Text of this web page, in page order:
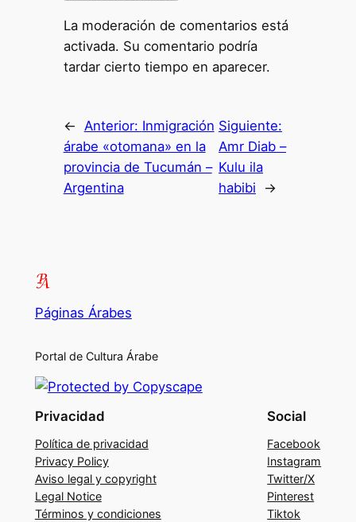
La moderación de comentarios está
activada. Su comentario podría
tardar cierto tiempo en aparecer.
← Anterior: Inmigración
árabe «otomana» en la
provincia de Tucumán –
Argentina
Siguiente:
Amr Diab –
Kulu ila
habibi
→
Páginas Árabes
Portal de Cultura Árabe
Privacidad
Política de privacidad
Privacy Policy
Aviso legal y copyright
Legal Notice
Términos y condiciones
Social
Facebook
Instagram
Twitter/X
Pinterest
Tiktok